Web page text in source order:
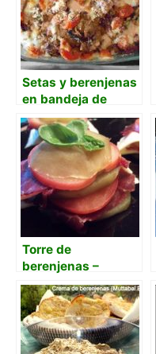
Setas y berenjenas
en bandeja de
horno
Torre de
berenjenas –
Torretta di
melanzane